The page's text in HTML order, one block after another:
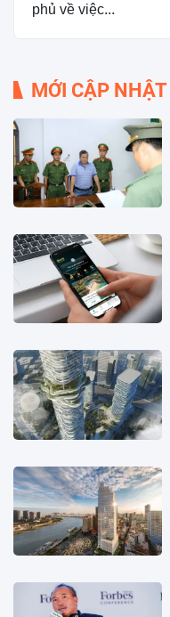
phủ về việc...
MỚI CẬP NHẬT